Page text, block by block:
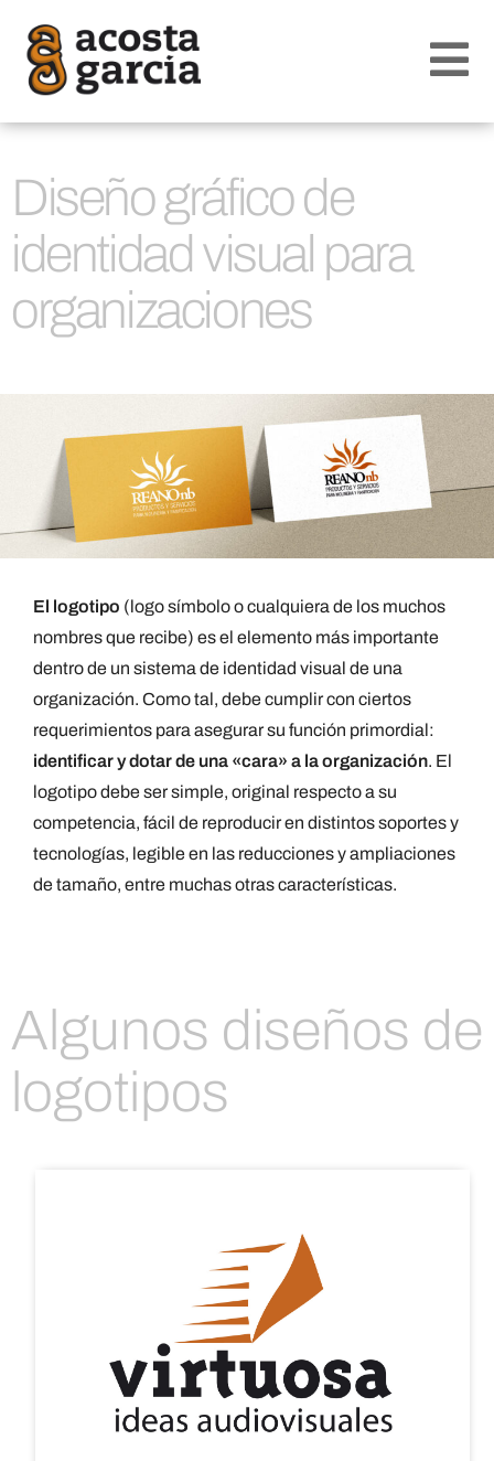
Diseño gráfico de
identidad visual para
organizaciones
El logotipo (logo símbolo o cualquiera de los muchos
nombres que recibe) es el elemento más importante
dentro de un sistema de identidad visual de una
organización. Como tal, debe cumplir con ciertos
requerimientos para asegurar su función primordial:
identificar y dotar de una «cara» a la organización. El
logotipo debe ser simple, original respecto a su
competencia, fácil de reproducir en distintos soportes y
tecnologías, legible en las reducciones y ampliaciones
de tamaño, entre muchas otras características.
Algunos diseños de
logotipos